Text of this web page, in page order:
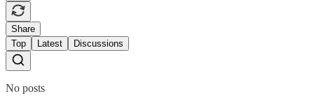
Share
Top
Latest Discussions
No posts